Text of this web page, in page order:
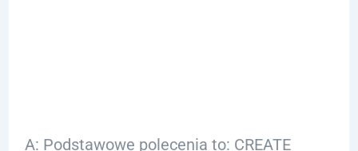
A: Podstawowe polecenia to: CREATE